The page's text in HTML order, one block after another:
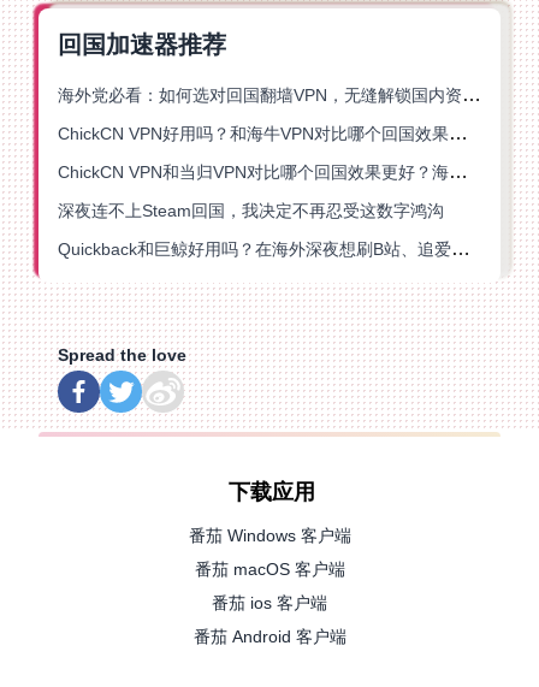
回国加速器推荐
海外党必看：如何选对回国翻墙VPN，无缝解锁国内资源？
ChickCN VPN好用吗？和海牛VPN对比哪个回国效果更好？
ChickCN VPN和当归VPN对比哪个回国效果更好？海外党亲测后选了它
深夜连不上Steam回国，我决定不再忍受这数字鸿沟
Quickback和巨鲸好用吗？在海外深夜想刷B站、追爱奇艺的你，或许正需要这份答案
Spread the love
下载应用
番茄 Windows 客户端
番茄 macOS 客户端
番茄 ios 客户端
番茄 Android 客户端